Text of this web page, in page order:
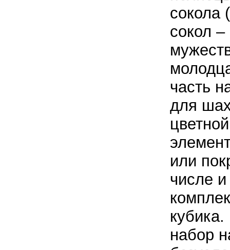
сокола
сокол
часть
для
или
числе
набор